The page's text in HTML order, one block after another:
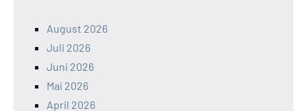
August 2026
Juli 2026
Juni 2026
Mai 2026
April 2026